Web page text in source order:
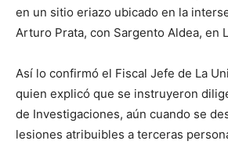
en un sitio eriazo ubicado en la
Arturo Prata, con Sargento Aldea, en
Así lo confirmó el Fiscal Jefe de La
quien explicó que se instruyeron
de Investigaciones, aún cuando se
lesiones atribuibles a terceras